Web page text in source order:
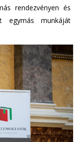
rendezvényen és
munkáját